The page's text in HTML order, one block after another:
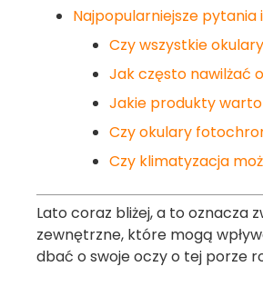
Najpopularniejsze pytania
Czy wszystkie
Jak często nawilżać
Jakie produkty
Czy okulary
Czy klimatyzacja
Lato coraz bliżej, a to oznacza
zewnętrzne, które mogą
dbać o swoje oczy o tej porze